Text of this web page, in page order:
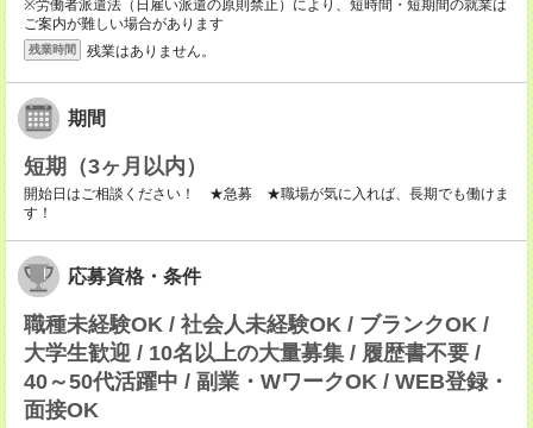
※労働者派遣法（日雇い派遣の原則禁止）により、短時間・短期間の就業は
ご案内が難しい場合があります
残業時間 残業はありません。
期間
短期（3ヶ月以内）
開始日はご相談ください！ ★急募 ★職場が気に入れば、長期でも働けま
す！
応募資格・条件
職種未経験OK / 社会人未経験OK / ブランクOK /
大学生歓迎 / 10名以上の大量募集 / 履歴書不要 /
40～50代活躍中 / 副業・WワークOK / WEB登録・
面接OK